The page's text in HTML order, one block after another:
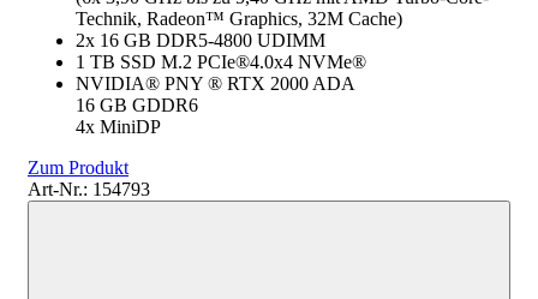
Technik, Radeon™ Graphics, 32M Cache)
2x 16 GB DDR5-4800 UDIMM
1 TB SSD M.2 PCIe®4.0x4 NVMe®
NVIDIA® PNY ® RTX 2000 ADA
16 GB GDDR6
4x MiniDP
Zum Produkt
Art-Nr.: 154793